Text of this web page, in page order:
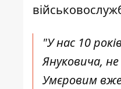
"У нас 10
Януковича,
Умєровим вже